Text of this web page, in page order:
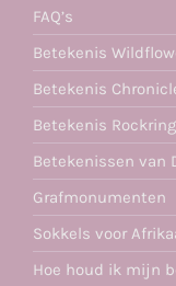
FAQ’s
Betekenis
Betekenis
Betekenis Rockring
Betekenissen van
Grafmonumenten
Sokkels voor
Hoe houd ik mijn